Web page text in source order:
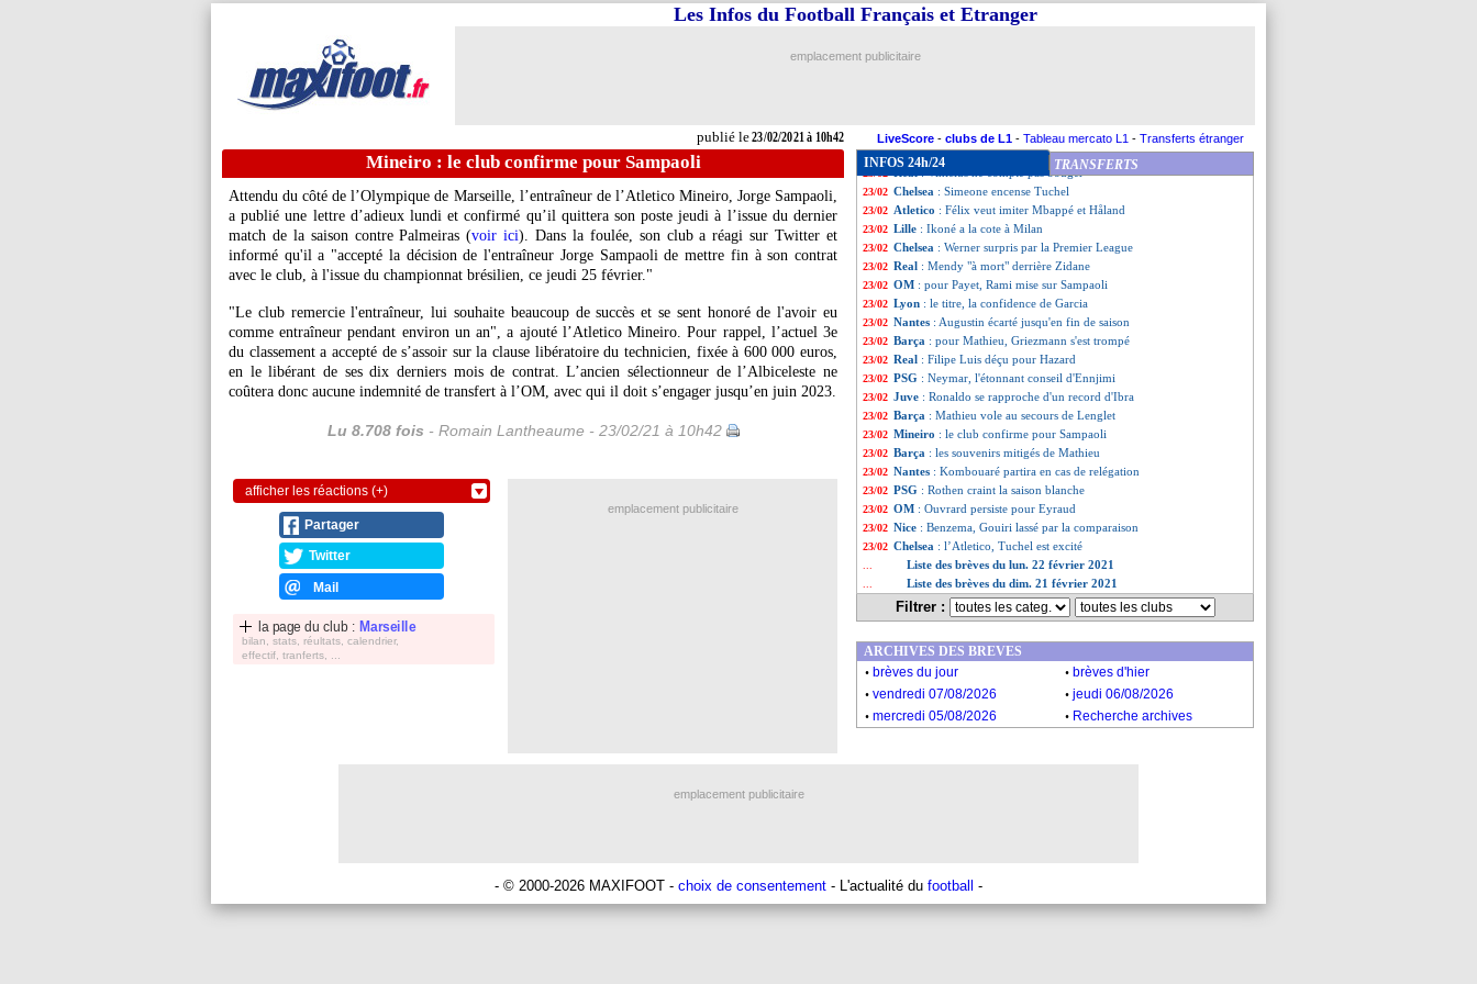
publié le23/02/2021 à 10h42
Les Infos du Football Français et Etranger
emplacement publicitaire
LiveScore - clubs de L1 - Tableau mercato L1 - Transferts étranger
Mineiro : le club confirme pour Sampaoli
Attendu du côté de l’Olympique de Marseille, l’entraîneur de l’Atletico Mineiro, Jorge Sampaoli,
a publié une lettre d’adieux lundi et confirmé qu’il quittera son poste jeudi à l’issue du dernier
match de la saison contre Palmeiras (voir ici). Dans la foulée, son club a réagi sur Twitter et
informé qu'il a "accepté la décision de l'entraîneur Jorge Sampaoli de mettre fin à son contrat
avec le club, à l'issue du championnat brésilien, ce jeudi 25 février."
"Le club remercie l'entraîneur, lui souhaite beaucoup de succès et se sent honoré de l'avoir eu
comme entraîneur pendant environ un an", a ajouté l’Atletico Mineiro. Pour rappel, l’actuel 3e
du classement a accepté de s’assoir sur la clause libératoire du technicien, fixée à 600 000 euros,
en le libérant de ses dix derniers mois de contrat. L’ancien sélectionneur de l’Albiceleste ne
coûtera donc aucune indemnité de transfert à l’OM, avec qui il doit s’engager jusqu’en juin 2023.
Lu 8.708 fois - Romain Lantheaume - 23/02/21 à 10h42
afficher les réactions (+)
Partager
Twitter
Mail
la page du club : Marseille
bilan, stats, réultats, calendrier,
effectif, tranferts, ...
INFOS 24h/24 TRANSFERTS
23/02 PSG: le retour de la piste Bellerin ?
23/02 Atalanta: décès du jeune Ta Bi
23/02 Leeds
23/02 Man Utd : Badiashile n'a aucun regret
23/02 PSG: Reina raconte son transfert raté
: Vinicius ne compte pas bouger
23/02 Chelsea : Simeone encense Tuchel
23/02 Atletico : Félix veut imiter Mbappé et Håland
23/02 Lille : Ikoné a la cote à Milan
23/02 Chelsea : Werner surpris par la Premier League
23/02 Real : Mendy "à mort" derrière Zidane
23/02 OM : pour Payet, Rami mise sur Sampaoli
23/02 Lyon : le titre, la confidence de Garcia
23/02 Nantes : Augustin écarté jusqu'en fin de saison
23/02 Barça : pour Mathieu, Griezmann s'est trompé
23/02 Real : Filipe Luis déçu pour Hazard
23/02 PSG : Neymar, l'étonnant conseil d'Ennjimi
23/02 Juve : Ronaldo se rapproche d'un record d'Ibra
23/02 Barça : Mathieu vole au secours de Lenglet
23/02 Mineiro : le club confirme pour Sampaoli
23/02 Barça : les souvenirs mitigés de Mathieu
23/02 Nantes : Kombouaré partira en cas de relégation
23/02 PSG : Rothen craint la saison blanche
23/02 OM : Ouvrard persiste pour Eyraud
23/02 Nice : Benzema, Gouiri lassé par la comparaison
23/02 Chelsea : l’Atletico, Tuchel est excité
Liste des brèves du lun. 22 février 2021
Liste des brèves du dim. 21 février 2021
Filtrer :
emplacement publicitaire
ARCHIVES DES BREVES
. brèves du jour . brèves d'hier
. vendredi 07/08/2026 . jeudi 06/08/2026
. mercredi 05/08/2026 . Recherche archives
emplacement publicitaire
- © 2000-2026 MAXIFOOT - choix de consentement - L'actualité du football -